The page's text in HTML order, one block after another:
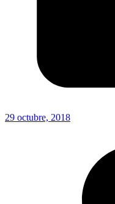
29 octubre, 2018